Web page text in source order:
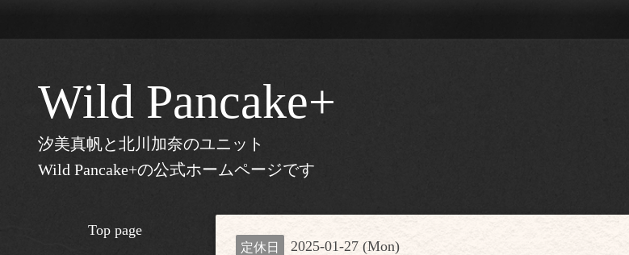
Wild Pancake+
汐美真帆と北川加奈のユニット
Wild Pancake+の公式ホームページです
定休日 2025-01-27 (Mon)
Top page